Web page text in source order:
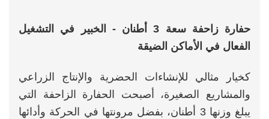
حفارة زاحفة سعة 3 أطنان - الخبير في التشغيل
الفعال في الأماكن الضيقة
كخيار مثالي للإنشاءات الحضرية والإنتاج الزراعي
والمشاريع الصغيرة، أصبحت الحفارة الزاحفة التي
يبلغ وزنها 3 أطنان، بفضل مرونتها في الحركة وأدائها